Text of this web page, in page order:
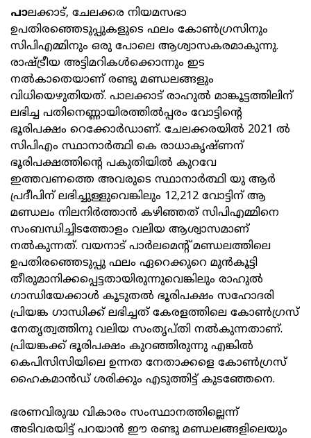
പാലക്കാട്, ചേലക്കര നിയമസഭാ
ഉപതിരഞ്ഞെടുപ്പുകളുടെ ഫലം കോണ്‍ഗ്രസിനും
സിപിഎമ്മിനും ഒരു പോലെ ആശ്വാസകരമാകുന്നു.
രാഷ്ട്രീയ അട്ടിമറികള്‍ക്കൊന്നും ഇട
നല്‍കാതെയാണ് രണ്ടു മണ്ഡലങ്ങളും
വിധിയെഴുതിയത്. പാലക്കാട് രാഹുല്‍ മാങ്കൂട്ടത്തിലിന്
ലഭിച്ച പതിനെണ്ണായിരത്തില്‍പ്പരം വോട്ടിന്റെ
ഭൂരിപക്ഷം റെക്കോർഡാണ്. ചേലക്കരയില്‍ 2021 ല്‍
സിപിഎം സ്ഥാനാര്‍ത്ഥി കെ രാധാകൃഷ്ണന്
ഭൂരിപക്ഷത്തിന്റെ പകുതിയില്‍ കുറവേ
ഇത്തവണത്തെ അവരുടെ സ്ഥാനാര്‍ത്ഥി യു ആര്‍
പ്രദീപിന് ലഭിച്ചുള്ളുവെങ്കിലും 12,212 വോട്ടിന് ആ
മണ്ഡലം നിലനിര്‍ത്താന്‍ കഴിഞ്ഞത് സിപിഎമ്മിനെ
സംബന്ധിച്ചിടത്തോളം വലിയ ആശ്വാസമാണ്
നല്‍കുന്നത്. വയനാട് പാര്‍ലമെന്‍റ് മണ്ഡലത്തിലെ
ഉപതിരഞ്ഞെടുപ്പു ഫലം ഏറെക്കുറെ മുന്‍കൂട്ടി
തീരുമാനിക്കപ്പെട്ടതായിരുന്നുവെങ്കിലും രാഹുല്‍
ഗാന്ധിയേക്കാള്‍ കൂടുതല്‍ ഭൂരിപക്ഷം സഹോദരി
പ്രിയങ്ക ഗാന്ധിക്ക് ലഭിച്ചത് കേരളത്തിലെ കോണ്‍ഗ്രസ്
നേതൃത്വത്തിനു വലിയ സംതൃപ്തി നല്‍കുന്നതാണ്.
പ്രിയങ്കക്ക് ഭൂരിപക്ഷം കുറഞ്ഞിരുന്നു എങ്കില്‍
കെപിസിസിയിലെ ഉന്നത നേതാക്കളെ കോണ്‍ഗ്രസ്
ഹൈകമാന്‍ഡ് ശരിക്കും എടുത്തിട്ട് കുടഞ്ഞേനെ.
ഭരണവിരുദ്ധ വികാരം സംസ്ഥാനത്തില്ലെന്ന്
അടിവരയിട്ട് പറയാന്‍ ഈ രണ്ടു മണ്ഡലങ്ങളിലെയും